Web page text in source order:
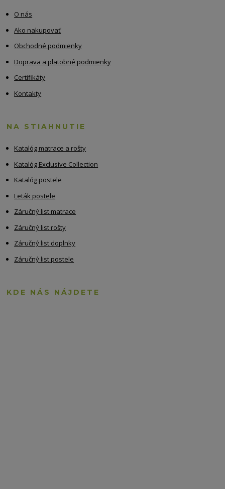
O nás
Ako nakupovať
Obchodné podmienky
Doprava a platobné podmienky
Certifikáty
Kontakty
NA STIAHNUTIE
Katalóg matrace a rošty
Katalóg Exclusive Collection
Katalóg postele
Leták postele
Záručný list matrace
Záručný list rošty
Záručný list doplnky
Záručný list postele
KDE NÁS NÁJDETE